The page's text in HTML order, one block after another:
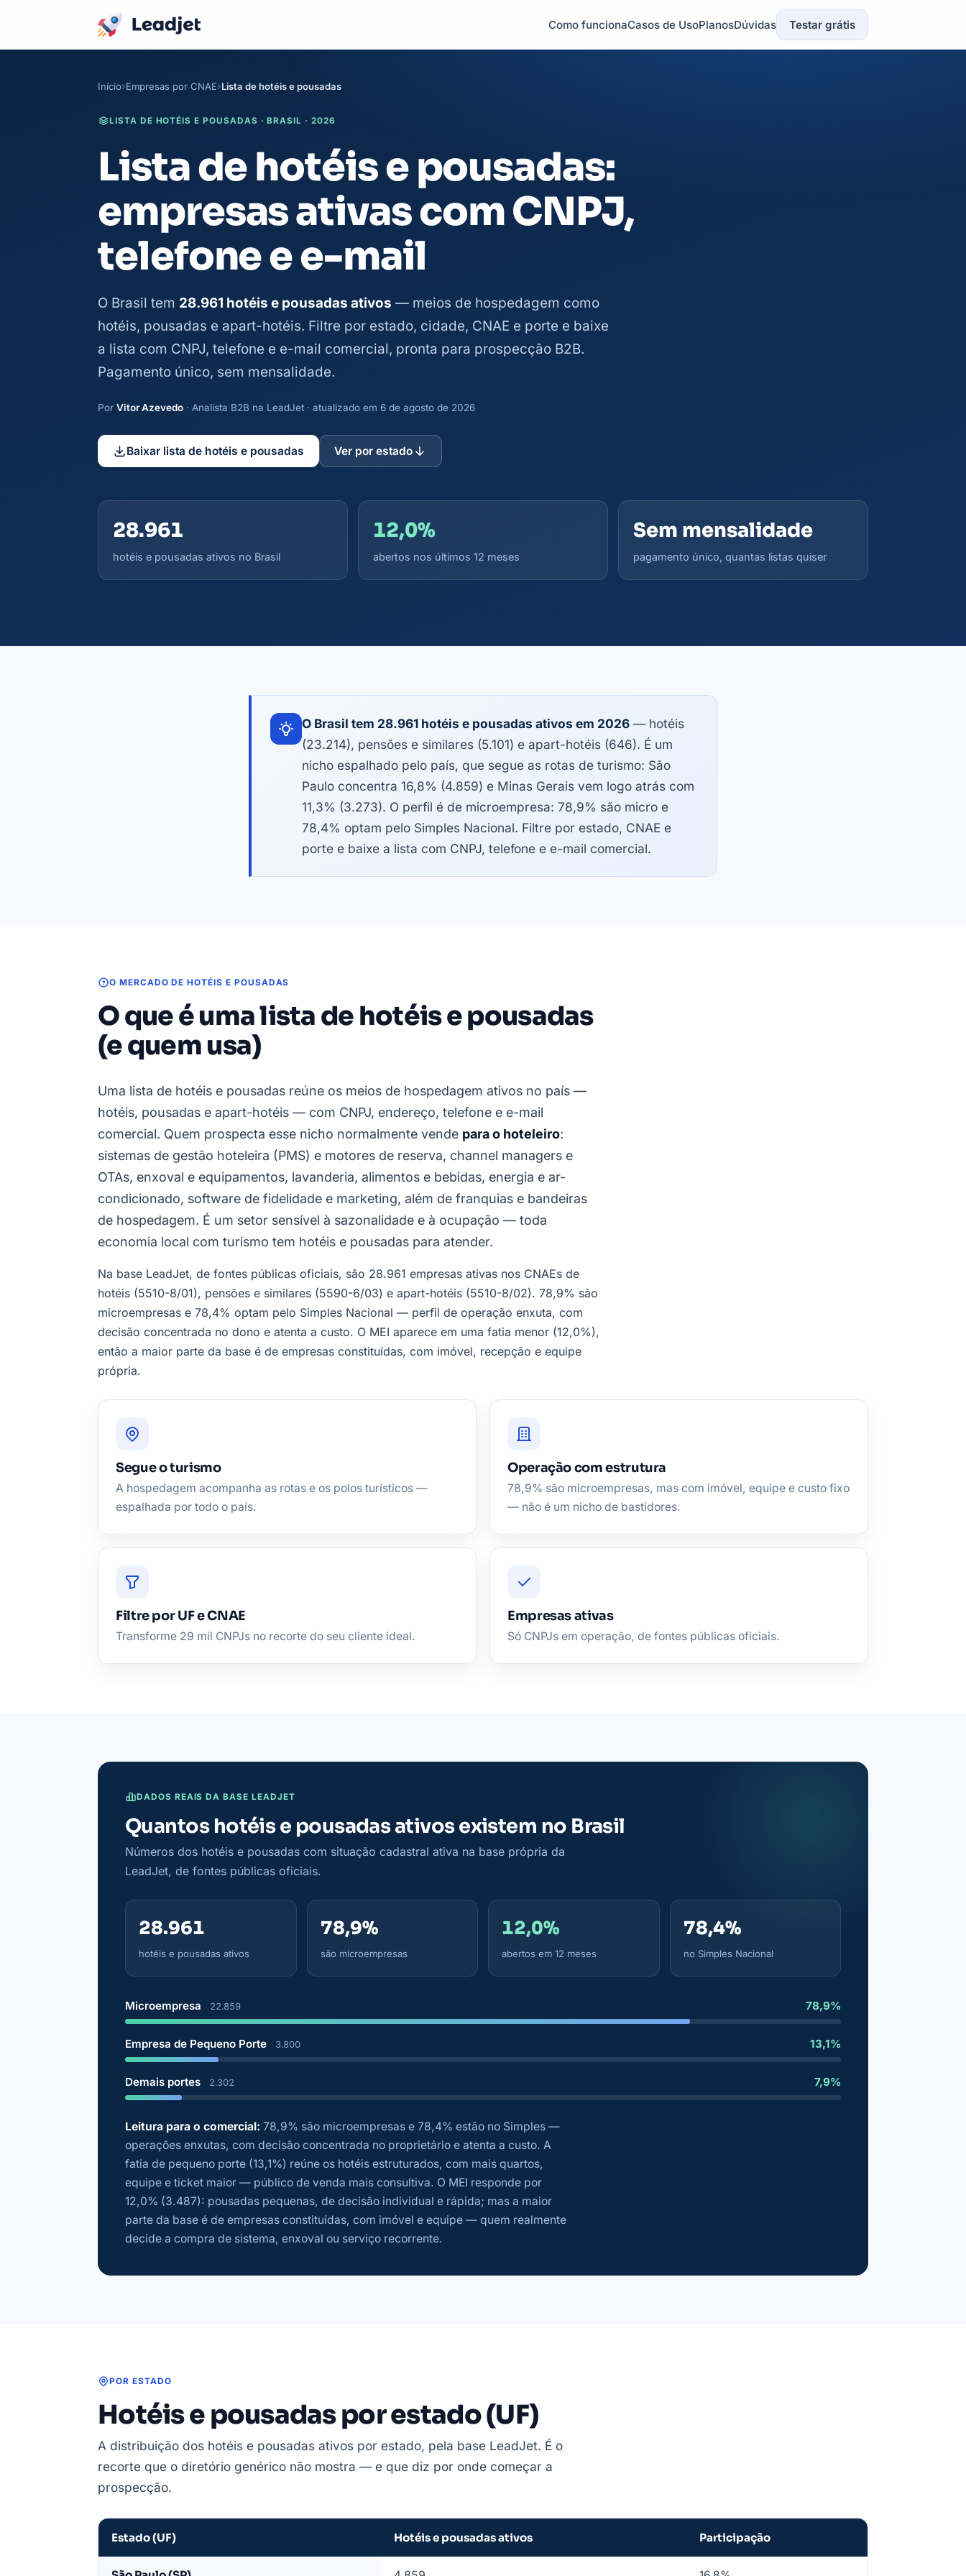
Como funcionaCasos de UsoPlanosDúvidas Testar grátis
Início Empresas por CNAE Lista de hotéis e pousadas
LISTA DE HOTÉIS E POUSADAS · BRASIL · 2026
Lista de hotéis e pousadas:
empresas ativas com CNPJ,
telefone e e-mail
O Brasil tem 28.961 hotéis e pousadas ativos — meios de hospedagem como
hotéis, pousadas e apart-hotéis. Filtre por estado, cidade, CNAE e porte e baixe
a lista com CNPJ, telefone e e-mail comercial, pronta para prospecção B2B.
Pagamento único, sem mensalidade.
Por Vitor Azevedo · Analista B2B na LeadJet · atualizado em 6 de agosto de 2026
Baixar lista de hotéis e pousadas Ver por estado
28.961
hotéis e pousadas ativos no Brasil
12,0%
abertos nos últimos 12 meses
Sem mensalidade
pagamento único, quantas listas quiser
O Brasil tem 28.961 hotéis e pousadas ativos em 2026 — hotéis
(23.214), pensões e similares (5.101) e apart-hotéis (646). É um
nicho espalhado pelo país, que segue as rotas de turismo: São
Paulo concentra 16,8% (4.859) e Minas Gerais vem logo atrás com
11,3% (3.273). O perfil é de microempresa: 78,9% são micro e
78,4% optam pelo Simples Nacional. Filtre por estado, CNAE e
porte e baixe a lista com CNPJ, telefone e e-mail comercial.
O MERCADO DE HOTÉIS E POUSADAS
O que é uma lista de hotéis e pousadas
(e quem usa)
Uma lista de hotéis e pousadas reúne os meios de hospedagem ativos no país —
hotéis, pousadas e apart-hotéis — com CNPJ, endereço, telefone e e-mail
comercial. Quem prospecta esse nicho normalmente vende para o hoteleiro:
sistemas de gestão hoteleira (PMS) e motores de reserva, channel managers e
OTAs, enxoval e equipamentos, lavanderia, alimentos e bebidas, energia e ar-
condicionado, software de fidelidade e marketing, além de franquias e bandeiras
de hospedagem. É um setor sensível à sazonalidade e à ocupação — toda
economia local com turismo tem hotéis e pousadas para atender.
Na base LeadJet, de fontes públicas oficiais, são 28.961 empresas ativas nos CNAEs de
hotéis (5510-8/01), pensões e similares (5590-6/03) e apart-hotéis (5510-8/02). 78,9% são
microempresas e 78,4% optam pelo Simples Nacional — perfil de operação enxuta, com
decisão concentrada no dono e atenta a custo. O MEI aparece em uma fatia menor (12,0%),
então a maior parte da base é de empresas constituídas, com imóvel, recepção e equipe
própria.
Segue o turismo
A hospedagem acompanha as rotas e os polos turísticos —
espalhada por todo o país.
Operação com estrutura
78,9% são microempresas, mas com imóvel, equipe e custo fixo
— não é um nicho de bastidores.
Filtre por UF e CNAE
Transforme 29 mil CNPJs no recorte do seu cliente ideal.
Empresas ativas
Só CNPJs em operação, de fontes públicas oficiais.
DADOS REAIS DA BASE LEADJET
Quantos hotéis e pousadas ativos existem no Brasil
Números dos hotéis e pousadas com situação cadastral ativa na base própria da
LeadJet, de fontes públicas oficiais.
28.961
hotéis e pousadas ativos
78,9%
são microempresas
12,0%
abertos em 12 meses
78,4%
no Simples Nacional
Microempresa 22.859 78,9%
Empresa de Pequeno Porte 3.800 13,1%
Demais portes 2.302 7,9%
Leitura para o comercial: 78,9% são microempresas e 78,4% estão no Simples —
operações enxutas, com decisão concentrada no proprietário e atenta a custo. A
fatia de pequeno porte (13,1%) reúne os hotéis estruturados, com mais quartos,
equipe e ticket maior — público de venda mais consultiva. O MEI responde por
12,0% (3.487): pousadas pequenas, de decisão individual e rápida; mas a maior
parte da base é de empresas constituídas, com imóvel e equipe — quem realmente
decide a compra de sistema, enxoval ou serviço recorrente.
POR ESTADO
Hotéis e pousadas por estado (UF)
A distribuição dos hotéis e pousadas ativos por estado, pela base LeadJet. É o
recorte que o diretório genérico não mostra — e que diz por onde começar a
prospecção.
Estado (UF) Hotéis e pousadas ativos Participação